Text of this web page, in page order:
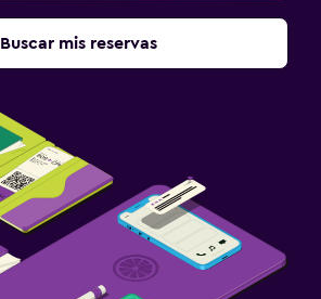
Buscar mis reservas